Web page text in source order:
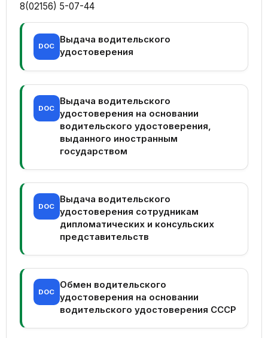
8(02156) 5-07-44
DOC
Выдача водительского
удостоверения
DOC
Выдача водительского
удостоверения на основании
водительского удостоверения,
выданного иностранным
государством
DOC
Выдача водительского
удостоверения сотрудникам
дипломатических и консульских
представительств
DOC
Обмен водительского
удостоверения на основании
водительского удостоверения СССР